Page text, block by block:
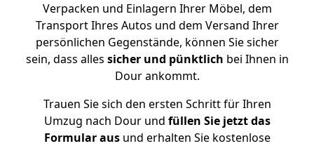
Verpacken und Einlagern Ihrer Möbel, dem
Transport Ihres Autos und dem Versand Ihrer
persönlichen Gegenstände, können Sie sicher
sein, dass alles sicher und pünktlich bei Ihnen in
Dour ankommt.
Trauen Sie sich den ersten Schritt für Ihren
Umzug nach Dour und füllen Sie jetzt das
Formular ausund erhalten Sie kostenlose